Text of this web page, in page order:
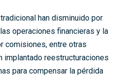
han disminuido por
operaciones financieras y la
comisiones, entre otras
implantado reestructuraciones
para compensar la pérdida